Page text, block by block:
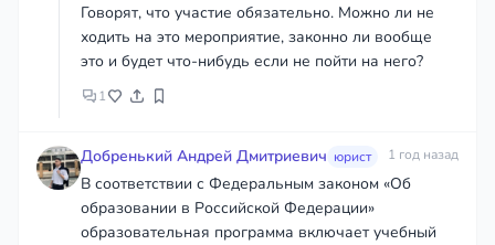
Говорят, что участие обязательно. Можно ли не
ходить на это мероприятие, законно ли вообще
это и будет что-нибудь если не пойти на него?
1
Добренький Андрей Дмитриевич юрист 1 год назад
В соответствии с Федеральным законом «Об
образовании в Российской Федерации»
образовательная программа включает учебный